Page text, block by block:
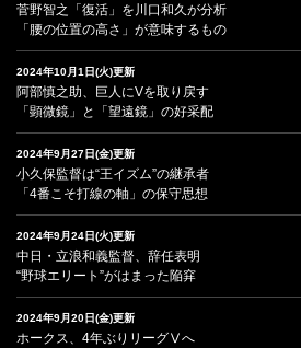
菅野智之「復活」を川口和久が分析
「腰の位置の高さ」が意味するもの
2024年10月1日(火)更新
阿部慎之助、巨人にVを取り戻す
「顕微鏡」と「望遠鏡」の好采配
2024年9月27日(金)更新
小久保監督は“王イズム”の継承者
「4番こそ打線の軸」の保守思想
2024年9月24日(火)更新
中日・立浪和義監督、辞任表明
“野球エリート”がはまった陥穽
2024年9月20日(金)更新
ホークス、4年ぶりリーグⅤへ